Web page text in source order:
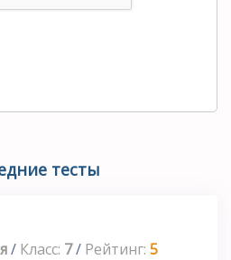
тесты
/ Класс: 7/ Рейтинг: 5